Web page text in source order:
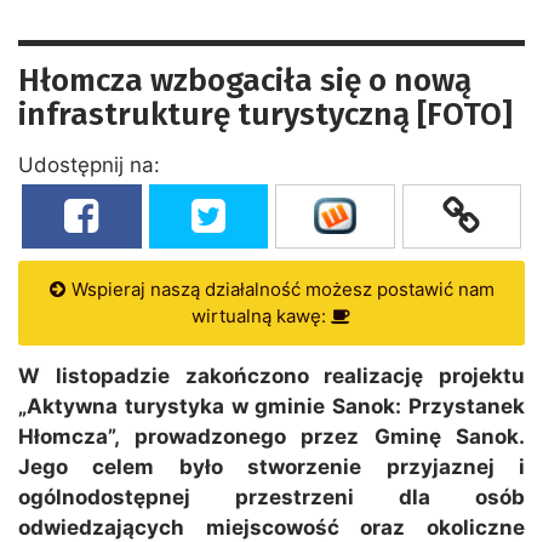
Hłomcza wzbogaciła się o nową
infrastrukturę turystyczną [FOTO]
Udostępnij na:
Wspieraj naszą działalność możesz postawić nam
wirtualną kawę:
W listopadzie zakończono realizację projektu
„Aktywna turystyka w gminie Sanok: Przystanek
Hłomcza”, prowadzonego przez Gminę Sanok.
Jego celem było stworzenie przyjaznej i
ogólnodostępnej przestrzeni dla osób
odwiedzających miejscowość oraz okoliczne